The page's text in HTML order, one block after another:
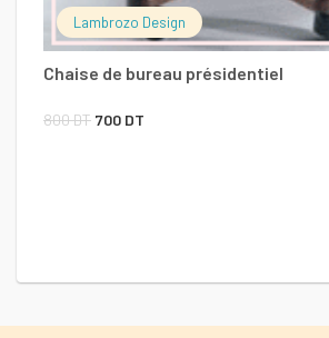
Lambrozo Design
Chaise de bureau présidentiel
800DT Le
700 DT